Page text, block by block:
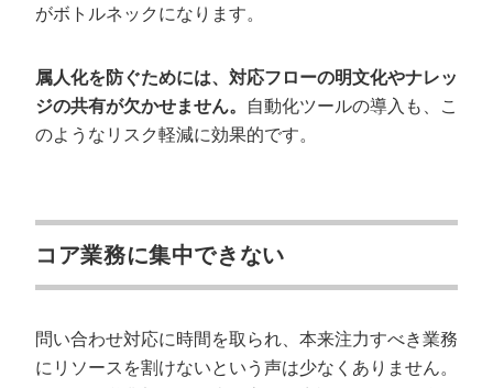
がボトルネックになります。
属人化を防ぐためには、対応フローの明文化やナレッ
ジの共有が欠かせません。
自動化ツールの導入も、こ
のようなリスク軽減に効果的です。
コア業務に集中できない
問い合わせ対応に時間を取られ、本来注力すべき業務
にリソースを割けないという声は少なくありません。